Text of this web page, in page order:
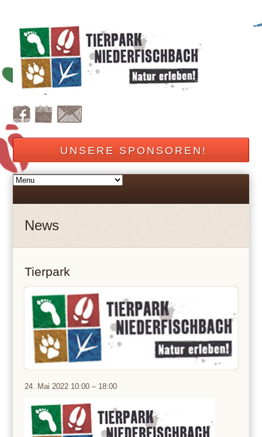
UNSERE SPONSOREN!
News
Tierpark
Tierpark
24. Mai 2022 10:00 – 18:00